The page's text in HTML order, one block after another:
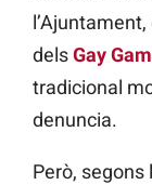
delsGay
tradicional
denuncia.
Però, segons